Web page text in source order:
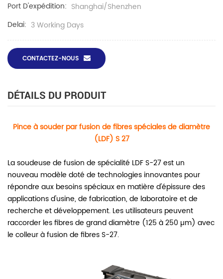
Port D'expédition: Shanghai/Shenzhen
Delai: 3 Working Days
CONTACTEZ-NOUS
DÉTAILS DU PRODUIT
Pince à souder par fusion de fibres spéciales de diamètre
(LDF) S 27
La soudeuse de fusion de spécialité LDF S-27 est un
nouveau modèle doté de technologies innovantes pour
répondre aux besoins spéciaux en matière d'épissure des
applications d'usine, de fabrication, de laboratoire et de
recherche et développement. Les utilisateurs peuvent
raccorder les fibres de grand diamètre (125 à 250 µm) avec
le colleur à fusion de fibres S-27.